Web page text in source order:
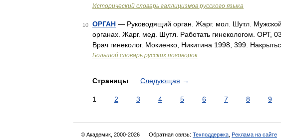
Исторический словарь галлицизмов русского языка
10 ОРГАН — Руководящий орган. Жарг. мол. Шутл.
органах. Жарг. мед. Шутл. Работать гинекологом. ОРТ,
Врач гинеколог. Мокиенко, Никитина 1998, 399.
Большой словарь русских поговорок
Страницы Следующая →
1 2 3 4 5 6 7 8 9
© Академик, 2000-2026 Обратная связь: Техподдержка Реклама на сайте